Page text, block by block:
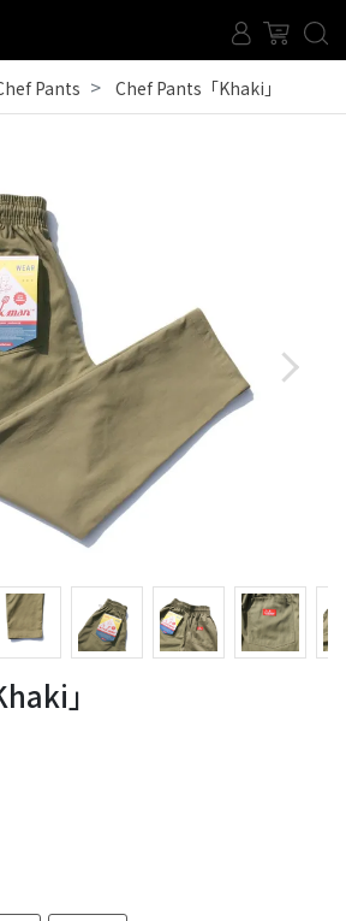
Pants Chef Pants「Khaki」
」